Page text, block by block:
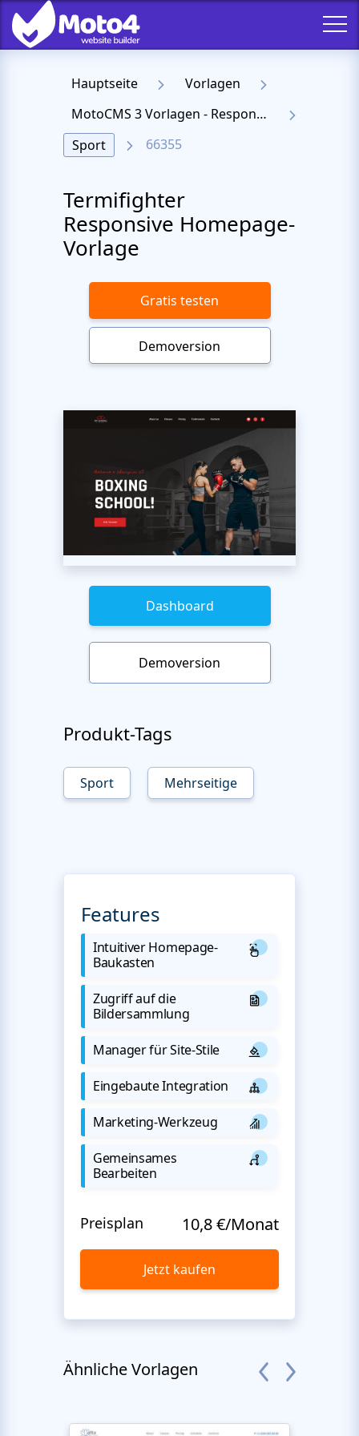
Hauptseite
Vorlagen
MotoCMS 3 Vorlagen - Responsive Templates für Website
Sport
66355
Termifighter
Responsive Homepage-
Vorlage
Gratis testen
Demoversion
Dashboard
Demoversion
Produkt-Tags
Sport Mehrseitige
Features
Intuitiver Homepage-
Baukasten
Zugriff auf die
Bildersammlung
Manager für Site-Stile
Eingebaute Integration
Marketing-Werkzeug
Gemeinsames
Bearbeiten
Preisplan 10,8 €/Monat
Jetzt kaufen
Ähnliche Vorlagen